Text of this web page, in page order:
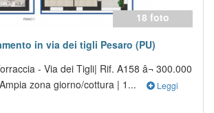
18 foto
in via dei tigli Pesaro (PU)
- Via dei Tigli| Rif. A158 â¬ 300.000
zona giorno/cottura | 1...
Leggi